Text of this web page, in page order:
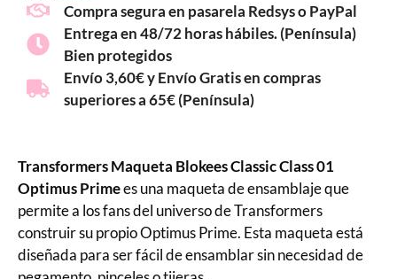
Compra segura en pasarela Redsys o PayPal
Entrega en 48/72 horas hábiles. (Península)
Bien protegidos
Envío 3,60€ y Envío Gratis en compras
superiores a 65€ (Península)
Transformers Maqueta Blokees Classic Class 01
Optimus Primees una maqueta de ensamblaje que
permite a los fans del universo de Transformers
construir su propio Optimus Prime. Esta maqueta está
diseñada para ser fácil de ensamblar sin necesidad de